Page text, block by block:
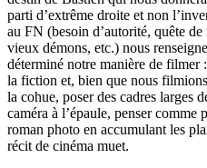
parti d’extrême droite et non
au FN (besoin d’autorité, quête
vieux démons, etc.) nous
déterminé notre manière de filmer
la fiction et, bien que nous
la cohue, poser des cadres larges
caméra à l’épaule, penser comme
roman photo en accumulant les
récit de cinéma muet.